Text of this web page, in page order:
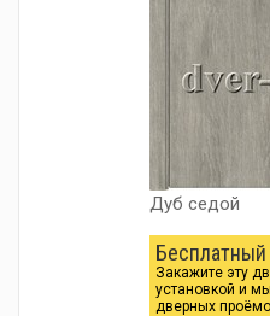
Дуб седой
Бесплатный
Закажите эту
установкой и
дверных